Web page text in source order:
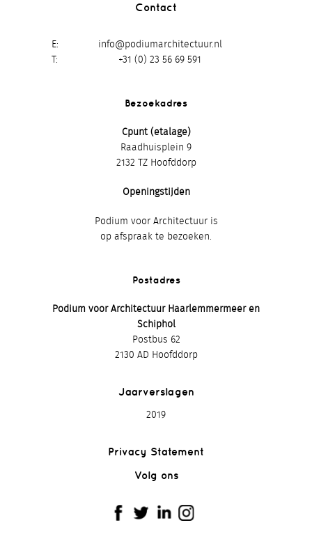
Contact
E
info@podiumarchitectuur.nl
T
+31 (0) 23 56 69 591
Bezoekadres
Cpunt (etalage)
Raadhuisplein 9
2132 TZ Hoofddorp
Openingstijden
Podium voor Architectuur is
op afspraak te bezoeken.
Postadres
Podium voor Architectuur Haarlemmermeer en
Schiphol
Postbus 62
2130 AD Hoofddorp
Jaarverslagen
2019
Privacy Statement
Volg ons